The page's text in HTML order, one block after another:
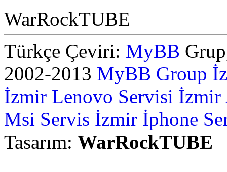
WarRockTUBE
Türkçe Çeviri: MyBB
2002-2013 MyBB Group
İzmir Lenovo Servisi İzmir
Msi Servis İzmir İphone
Tasarım: WarRockTUBE